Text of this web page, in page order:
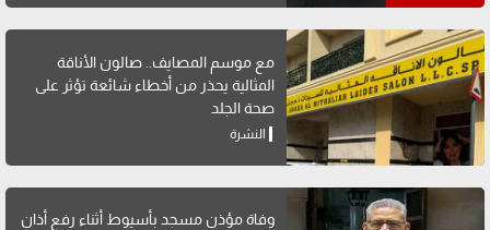
مع موسم المصايف.. صالون الأناقة
المثالية يحذر من أخطاء شائعة تؤثر على
صحة الجلد
النشرة
وفاة مؤذن مسجد بأسيوط أثناء رفع أذان